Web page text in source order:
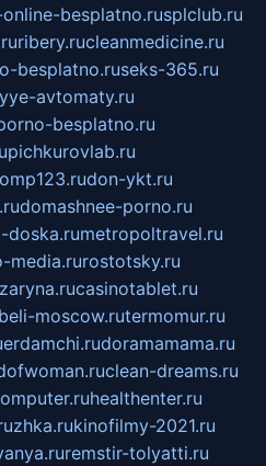
besplatno.rusplclub.ru
ribery.rucleanmedicine.ru
besplatno.ruseks-365.ru
avtomaty.ru
besplatno.ru
pichkurovlab.ru
don-ykt.ru
domashnee-porno.ru
doska.rumetropoltravel.ru
media.rurostotsky.ru
zaryna.rucasinotablet.ru
moscow.rutermomur.ru
erdamchi.rudoramamama.ru
clean-dreams.ru
healthenter.ru
kinofilmy-2021.ru
remstir-tolyatti.ru